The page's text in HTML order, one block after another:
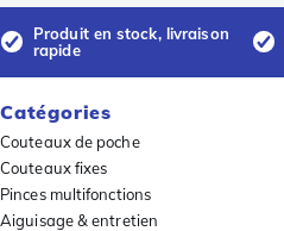
Produit en stock, livraison
rapide
Catégories
Couteaux de poche
Couteaux fixes
Pinces multifonctions
Aiguisage & entretien